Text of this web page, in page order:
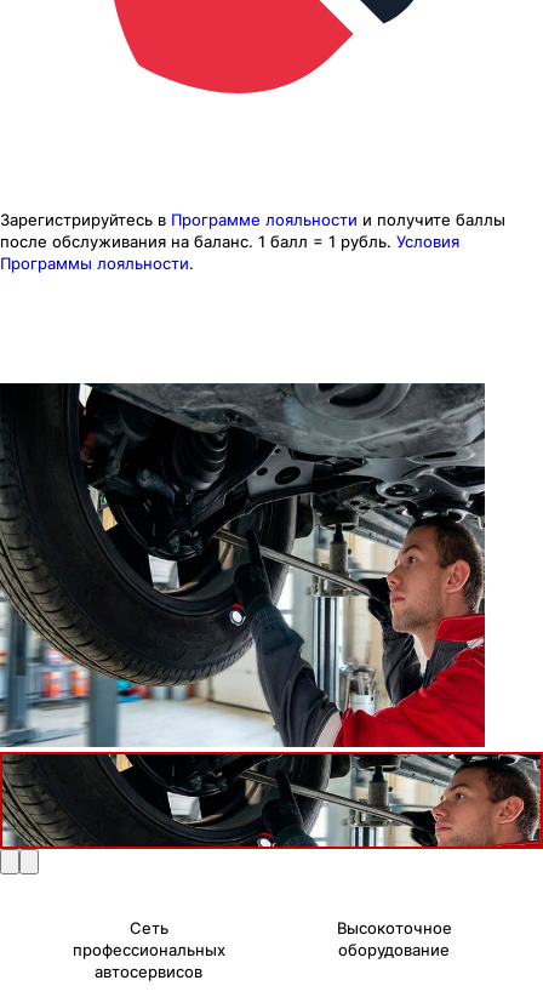
Зарегистрируйтесь в Программе лояльности и получите баллы
после обслуживания на баланс. 1 балл = 1 рубль. Условия
Программы лояльности.
Сеть
профессиональных
автосервисов
Высокоточное
оборудование